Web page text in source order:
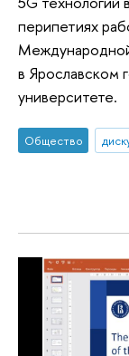
перипетиях
в Ярославском
университете.
Общество